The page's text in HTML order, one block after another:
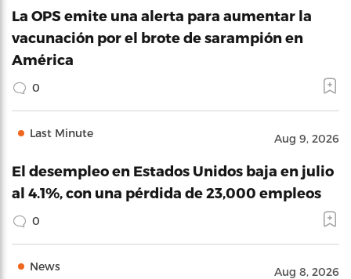
La OPS emite una alerta para aumentar la
vacunación por el brote de sarampión en
América
0
Last Minute Aug 9, 2026
El desempleo en Estados Unidos baja en julio
al 4.1%, con una pérdida de 23,000 empleos
0
News Aug 8, 2026